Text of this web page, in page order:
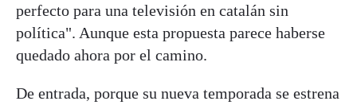
perfecto para una televisión en catalán sin
política". Aunque esta propuesta parece haberse
quedado ahora por el camino.
De entrada, porque su nueva temporada se estrena